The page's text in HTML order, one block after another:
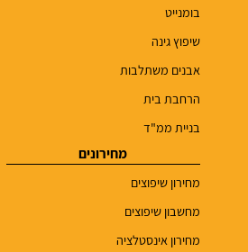
בומנייט
שיפוץ גינה
אבנים משתלבות
הרחבת בית
בניית ממ"ד
מחירונים
מחירון שיפוצים
מחשבון שיפוצים
מחירון אינסטלציה